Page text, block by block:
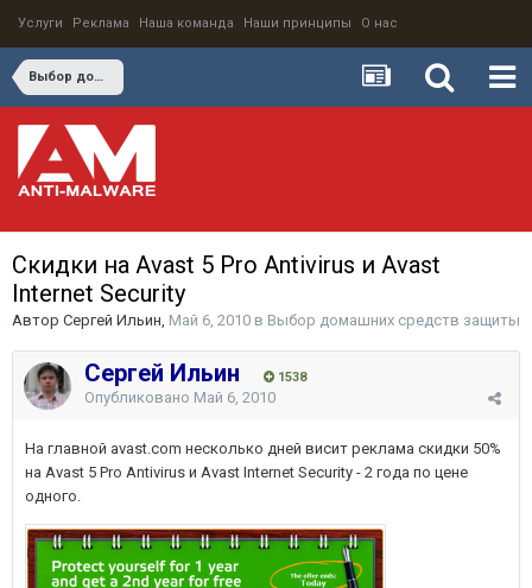
Услуги Реклама Наша команда Наши принципы О нас
Выбор домашних средств защиты
Скидки на Avast 5 Pro Antivirus и Avast
Internet Security
Автор Сергей Ильин, Май 6, 2010 в Выбор домашних средств защиты
Сергей Ильин 1538
Опубликовано Май 6, 2010
На главной avast.com несколько дней висит реклама скидки 50%
на Avast 5 Pro Antivirus и Avast Internet Security - 2 года по цене
одного.